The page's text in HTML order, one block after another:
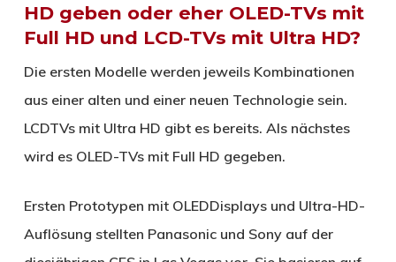
HD geben oder eher OLED-TVs mit
Full HD und LCD-TVs mit Ultra HD?
Die ersten Modelle werden jeweils Kombinationen
aus einer alten und einer neuen Technologie sein.
LCDTVs mit Ultra HD gibt es bereits. Als nächstes
wird es OLED-TVs mit Full HD gegeben.
Ersten Prototypen mit OLEDDisplays und Ultra-HD-
Auflösung stellten Panasonic und Sony auf der